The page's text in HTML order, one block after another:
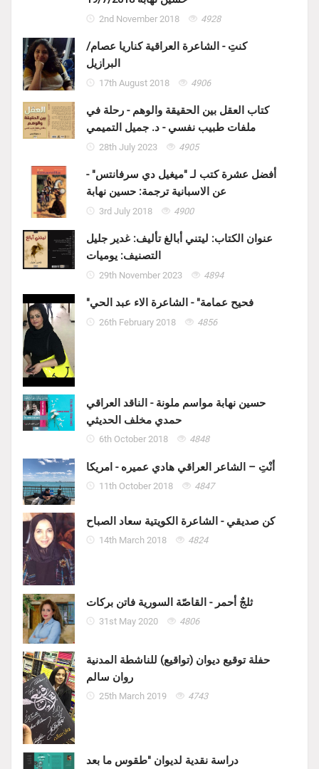
2nd November 2018 4928
كنتِ - الشاعرة العراقية كناريا عصام/
البرازيل
17th August 2018 4906
كتاب العقل بين الحقيقة والوهم - رحلة في
ملفات طبيب نفسي - د. جميل التميمي
28th July 2023 4905
أفضل عشرة كتب لـ "ميغيل دي سرفانتس" -
عن الاسبانية ترجمة: حسين نهابة
3rd July 2018 4900
عنوان الكتاب: ليتني أبالغ تأليف: غدير جليل
التصنيف: يوميات
29th November 2023 4894
"فحيح عمامة" - الشاعرة الاء عبد الحي
26th February 2018 4856
حسين نهابة مواسم ملونة - الناقد العراقي
حمدي مخلف الحديثي
6th October 2018 4848
أنْتِ – الشاعر العراقي هادي عميره - امريكا
11th October 2018 4847
كن صديقي - الشاعرة الكويتية سعاد الصباح
14th March 2018 4824
ثلجٌ أحمر - القاصّة السورية فاتن بركات
31st May 2020 4806
حفلة توقيع ديوان (تواقيع) للناشطة المدنية
روان سالم
25th March 2019 4743
دراسة نقدية لديوان "طقوس ما بعد